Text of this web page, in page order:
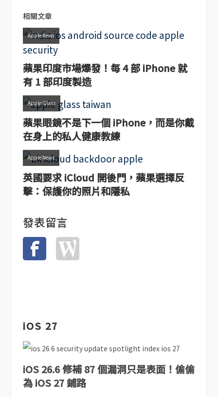
相關文章
Apple News
蘋果印度市場爆發！每 4 部 iPhone 就
有 1 部印度製造
Apple Glass
蘋果眼鏡不是下一個 iPhone，而是你戴
在身上的私人健康教練
Apple News
英國要求 iCloud 開後門，蘋果選擇反
擊：保護你的照片和隱私
發表留言
iOS 27
iOS 26.6 修補 87 個漏洞只是表面！偷偷
為 iOS 27 鋪路